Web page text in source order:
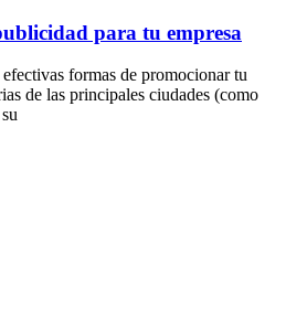
para tu empresa
formas de promocionar tu
de las principales ciudades (como